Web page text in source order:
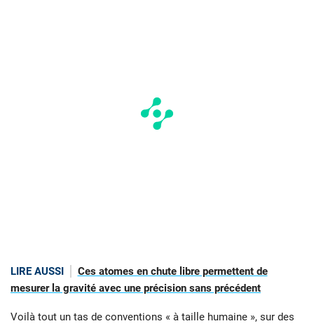
LIRE AUSSI
Ces atomes en chute libre permettent de
mesurer la gravité avec une précision sans précédent
Voilà tout un tas de conventions « à taille humaine », sur des